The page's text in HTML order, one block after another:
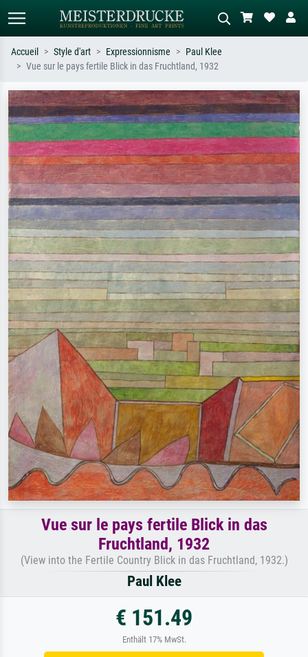
Recherchez par artiste, titre ou style –
ex. Monet, Nuit étoilée,
impressionnisme, vague de Hokusai,
nu.
Décrivez la scène – ex. prairie verte,
abstrait avec beaucoup de rouge,
tableau sombre, nu debout près d'un
arbre.
Accueil Style d'art Expressionnisme
Paul Klee
Vue sur le pays fertile Blick in das Fruchtland, 1932
Vue sur le pays fertile Blick in das
Fruchtland, 1932
(View into the Fertile Country Blick in das Fruchtland, 1932.)
Paul Klee
€ 151.49
Enthält 17% MwSt.